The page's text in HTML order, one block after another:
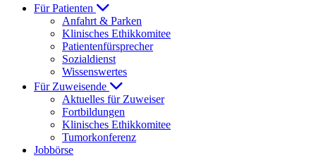
Für Patienten
Anfahrt & Parken
Klinisches Ethikkomitee
Patientenfürsprecher
Sozialdienst
Wissenswertes
Für Zuweisende
Aktuelles für Zuweiser
Fortbildungen
Klinisches Ethikkomitee
Tumorkonferenz
Jobbörse